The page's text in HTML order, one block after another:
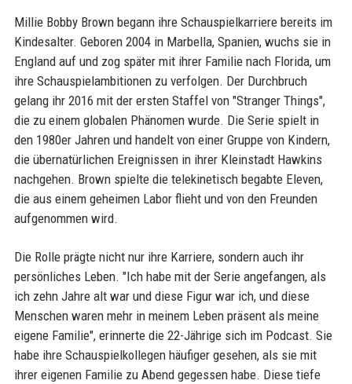
Millie Bobby Brown begann ihre Schauspielkarriere bereits im
Kindesalter. Geboren 2004 in Marbella, Spanien, wuchs sie in
England auf und zog später mit ihrer Familie nach Florida, um
ihre Schauspielambitionen zu verfolgen. Der Durchbruch
gelang ihr 2016 mit der ersten Staffel von "Stranger Things",
die zu einem globalen Phänomen wurde. Die Serie spielt in
den 1980er Jahren und handelt von einer Gruppe von Kindern,
die übernatürlichen Ereignissen in ihrer Kleinstadt Hawkins
nachgehen. Brown spielte die telekinetisch begabte Eleven,
die aus einem geheimen Labor flieht und von den Freunden
aufgenommen wird.
Die Rolle prägte nicht nur ihre Karriere, sondern auch ihr
persönliches Leben. "Ich habe mit der Serie angefangen, als
ich zehn Jahre alt war und diese Figur war ich, und diese
Menschen waren mehr in meinem Leben präsent als meine
eigene Familie", erinnerte die 22-Jährige sich im Podcast. Sie
habe ihre Schauspielkollegen häufiger gesehen, als sie mit
ihrer eigenen Familie zu Abend gegessen habe. Diese tiefe